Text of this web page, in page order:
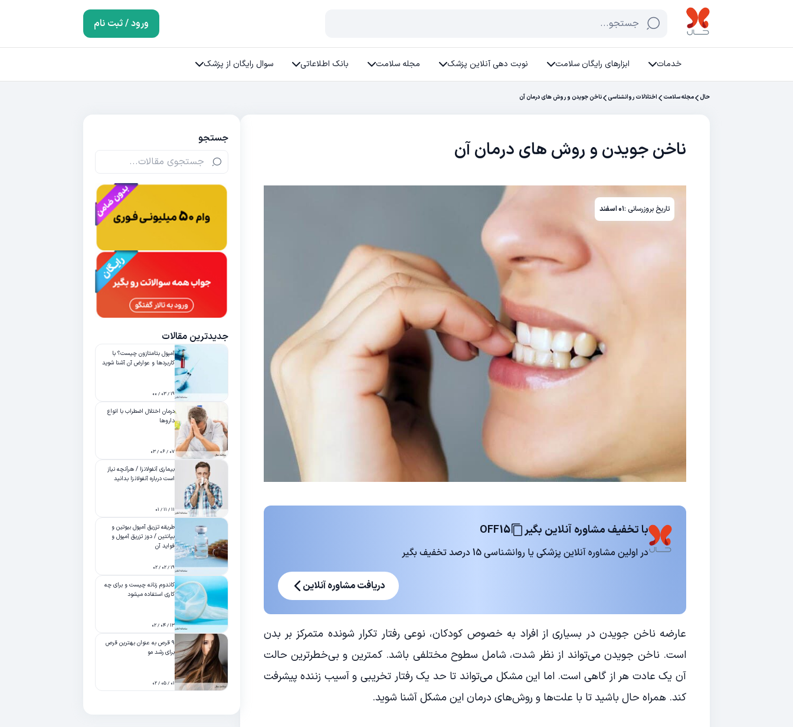
جستجو... ورود / ثبت نام
خدمات ابزارهای رایگان سلامت نوبت دهی آنلاین پزشک مجله سلامت بانک اطلاعاتی سوال رایگان از پزشک
حال مجله سلامت اختلالات روانشناسی ناخن جویدن و روش های درمان آن
ناخن جویدن و روش های درمان آن
تاریخ بروزرسانی :۰۱ اسفند
با تخفیف مشاوره آنلاین بگیر OFF15
در اولین مشاوره آنلاین پزشکی یا روانشناسی 15 درصد تخفیف بگیر
دریافت مشاوره آنلاین
عارضه ناخن جویدن در بسیاری از افراد به خصوص کودکان، نوعی رفتار تکرار شونده متمرکز بر بدن
است. ناخن جویدن می‌تواند از نظر شدت، شامل سطوح مختلفی باشد. کمترین و بی‌خطرترین حالت
آن یک عادت هر از گاهی است. اما این مشکل می‌تواند تا حد یک رفتار تخریبی و آسیب زننده پیشرفت
کند. همراه حال باشید تا با علت‌ها و روش‌های درمان این مشکل آشنا شوید.
جستجو
جدیدترین مقالات
آمپول بتامتازون چیست؟ با
کاربردها و عوارض آن آشنا شوید
۱۹ / ۰۳ / ۰۰
درمان اختلال اضطراب با انواع
داروها
۰۷ / ۰۶ / ۰۳
بیماری آنفولانزا / هرآنچه نیاز
است درباره آنفولانزا بدانید
۱۱ / ۱۱ / ۰۱
طریقه تزریق آمپول بیوتین و
بپانتین / دوز تزریق آمپول و
فواید آن
۱۹ / ۰۲ / ۰۲
کاندوم زنانه چیست و برای چه
کاری استفاده میشود
۱۳ / ۰۴ / ۰۲
۹ قرص به عنوان بهترین قرص
برای رشد مو
۰۱ / ۰۵ / ۰۲